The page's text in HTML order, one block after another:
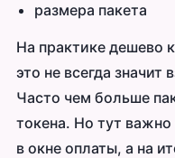
размера пакета
На практике дешево
это не всегда значит
Часто чем больше
токена. Но тут
в окне оплаты, а на